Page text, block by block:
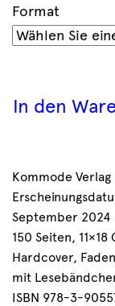
Format
In den
Kommode Verlag
September 2024
150 Seiten, 11×18
Hardcover,
mit
ISBN 978-3-